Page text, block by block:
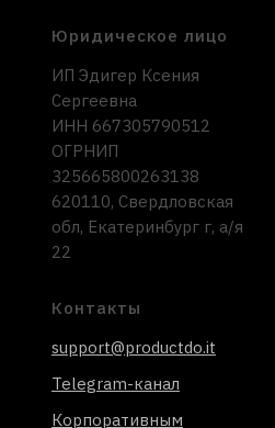
Юридическое лицо
ИП Эдигер Ксения
Сергеевна
ИНН 667305790512
ОГРНИП
325665800263138
620110, Свердловская
обл, Екатеринбург г, а/я
22
Контакты
support@productdo.it
Telegram-канал
Корпоративным